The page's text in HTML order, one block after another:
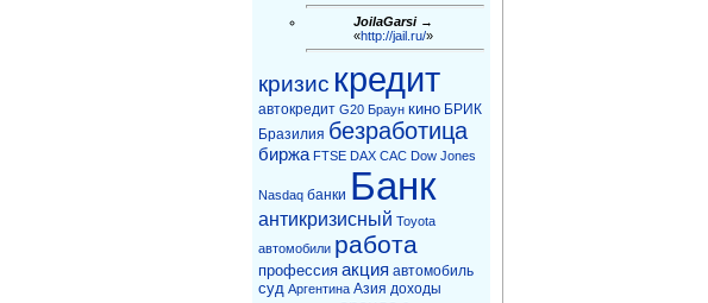
JoilaGarsi→
«http://jail.ru/»
кризис кредит
автокредит G20 Браун кино БРИК
Бразилия безработица
биржа FTSE DAX CAC Dow Jones
Nasdaq банки Банк
антикризисный Toyota
автомобили работа
профессия акция автомобиль
суд Аргентина Азия доходы